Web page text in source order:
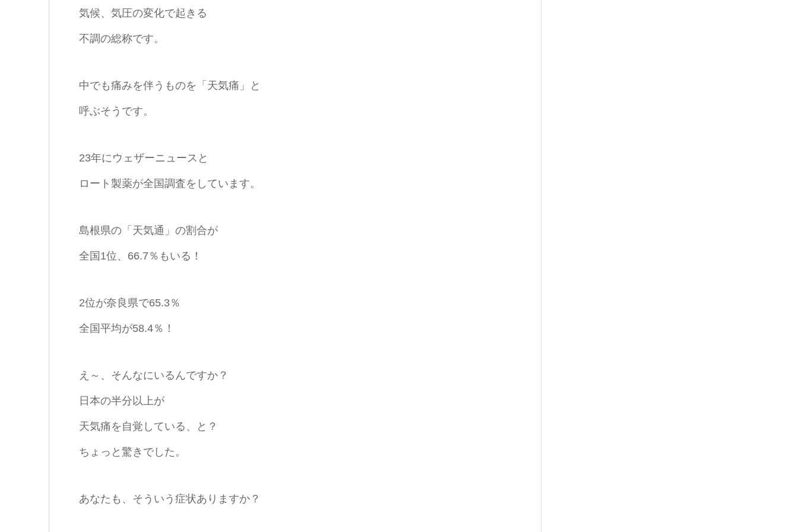
気候、気圧の変化で起きる
不調の総称です。
中でも痛みを伴うものを「天気痛」と
呼ぶそうです。
23年にウェザーニュースと
ロート製薬が全国調査をしています。
島根県の「天気通」の割合が
全国1位、66.7％もいる！
2位が奈良県で65.3％
全国平均が58.4％！
え～、そんなにいるんですか？
日本の半分以上が
天気痛を自覚している、と？
ちょっと驚きでした。
あなたも、そういう症状ありますか？